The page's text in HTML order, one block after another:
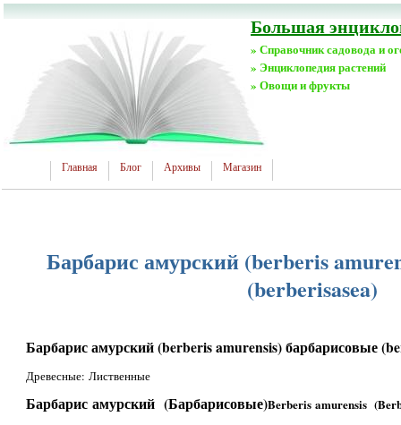
Большая
» Справочник садовода и
» Энциклопедия растений
» Овощи и фрукты
Главная Блог Архивы Магазин
Барбарис амурский (berberis
(berberisasea)
Барбарис амурский (berberis amurensis) барбарисовые
Древесные: Лиственные
Барбарис амурский (Барбарисовые)Berberis amurensis